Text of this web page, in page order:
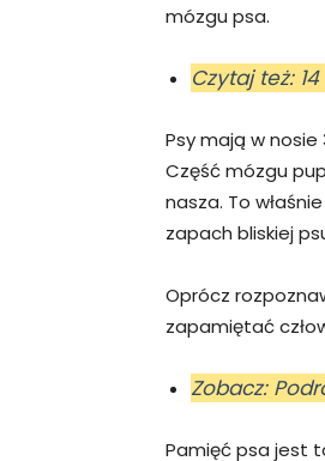
mózgu psa.
Czytaj też:
Psy mają w
Część mózgu
nasza. To
zapach bliskiej
Oprócz
zapamiętać
Zobacz:
Pamięć psa jest